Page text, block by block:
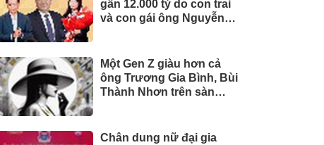
gần 12.000 tỷ do con trai
và con gái ông Nguyễn
Một Gen Z giàu hơn cả
ông Trương Gia Bình, Bùi
Thành Nhơn trên sàn
Chân dung nữ đại gia